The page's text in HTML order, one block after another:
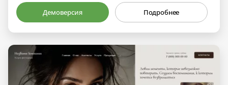
Демоверсия Подробнее